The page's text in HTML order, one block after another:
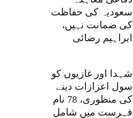
سعودیہ کی حفاظت
کی ضمانت نہیں،
ابراہیم رضائی
شہدا اور غازیوں کو
سول اعزازات دینے
کی منظوری، 78 نام
فہرست میں شامل